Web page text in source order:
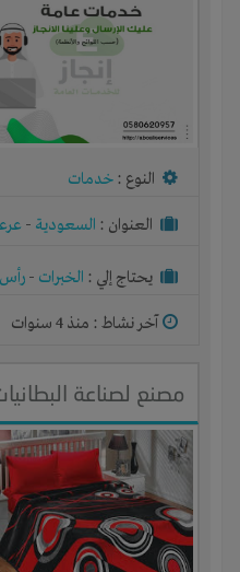
النوع : خدمات
العنوان : السعودية -
يحتاج إلي : الخبرات - رأس
آخر نشاط : منذ 4 سنوات
مصنع لصناعة